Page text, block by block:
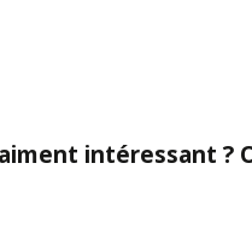
intéressant ?